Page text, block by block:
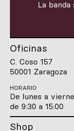
La
Oficinas
C. Coso 157
50001 Zaragoza
HORARIO
De lunes a
de 9:30 a 15:00
Shop